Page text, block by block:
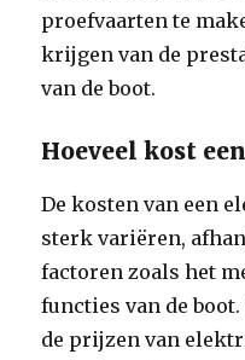
proefvaarten te
krijgen van de
van de boot.
Hoeveel kost
De kosten van een
sterk variëren,
factoren zoals het
functies van de
de prijzen van